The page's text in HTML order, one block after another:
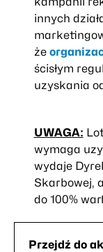
innych
że
ścisłym
uzyskania
UWAGA:
wymaga
wydaje
Skarbowej,
do 100%
Przejdź do